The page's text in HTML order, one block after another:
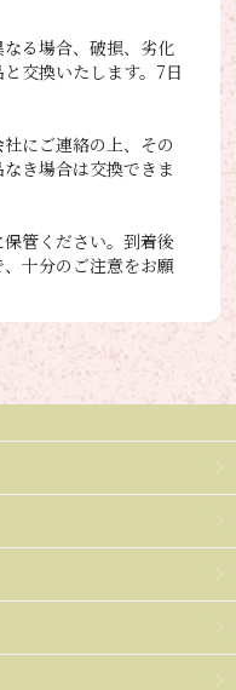
る場合、破損、劣化
交換いたします。7日
にご連絡の上、その
き場合は交換できま
管ください。到着後
十分のご注意をお願